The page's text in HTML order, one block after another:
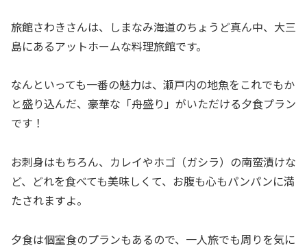
旅館さわきさんは、しまなみ海道のちょうど真ん中、大三
島にあるアットホームな料理旅館です。
なんといっても一番の魅力は、瀬戸内の地魚をこれでもか
と盛り込んだ、豪華な「舟盛り」がいただける夕食プラン
です！
お刺身はもちろん、カレイやホゴ（ガシラ）の南蛮漬けな
ど、どれを食べても美味しくて、お腹も心もパンパンに満
たされますよ。
夕食は個室食のプランもあるので、一人旅でも周りを気に